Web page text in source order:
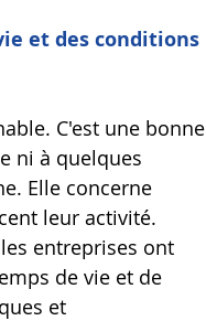
et des conditions
C'est une bonne
ni à quelques
Elle concerne
leur activité.
entreprises ont
de vie et de
et